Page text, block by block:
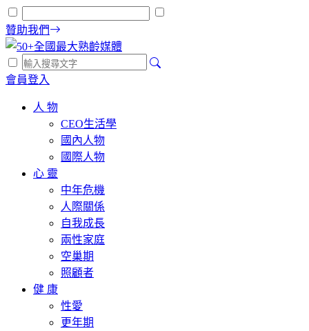
贊助我們
會員登入
人 物
CEO生活學
國內人物
國際人物
心 靈
中年危機
人際關係
自我成長
兩性家庭
空巢期
照顧者
健 康
性愛
更年期